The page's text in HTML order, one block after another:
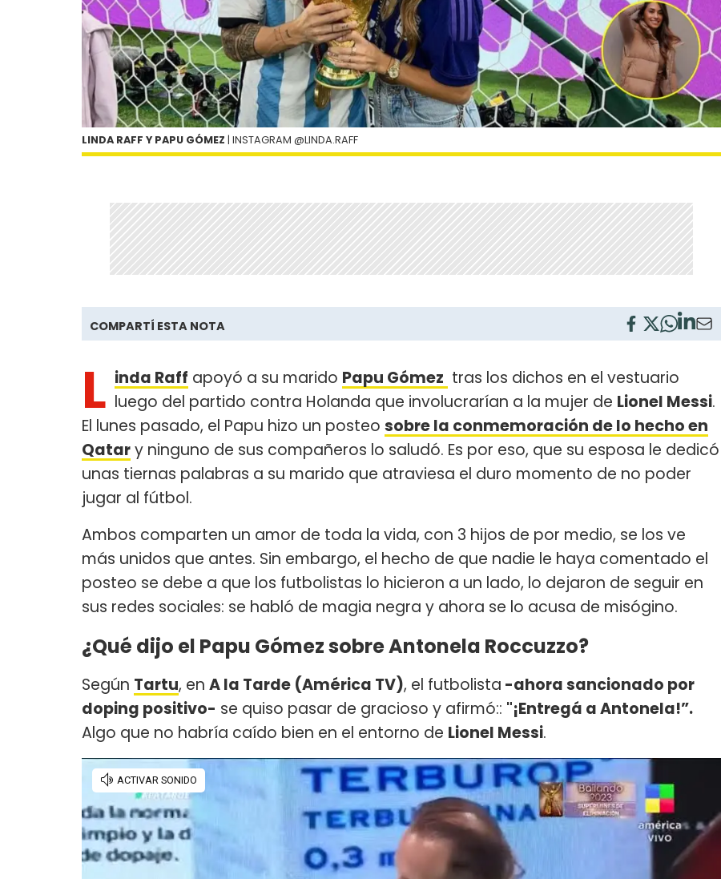
LINDA RAFF Y PAPU GÓMEZ | INSTAGRAM @LINDA.RAFF
COMPARTÍ ESTA NOTA
L inda Raff apoyó a su marido Papu Gómez tras los dichos en el vestuario
luego del partido contra Holanda que involucrarían a la mujer de Lionel Messi.
El lunes pasado, el Papu hizo un posteo sobre la conmemoración de lo hecho en
Qatary ninguno de sus compañeros lo saludó. Es por eso, que su esposa le dedicó
unas tiernas palabras a su marido que atraviesa el duro momento de no poder
jugar al fútbol.
Ambos comparten un amor de toda la vida, con 3 hijos de por medio, se los ve
más unidos que antes. Sin embargo, el hecho de que nadie le haya comentado el
posteo se debe a que los futbolistas lo hicieron a un lado, lo dejaron de seguir en
sus redes sociales: se habló de magia negra y ahora se lo acusa de misógino.
¿Qué dijo el Papu Gómez sobre Antonela Roccuzzo?
Según Tartu, en A la Tarde (América TV), el futbolista -ahora sancionado por
doping positivo- se quiso pasar de gracioso y afirmó:: "¡Entregá a Antonela!”.
Algo que no habría caído bien en el entorno de Lionel Messi.